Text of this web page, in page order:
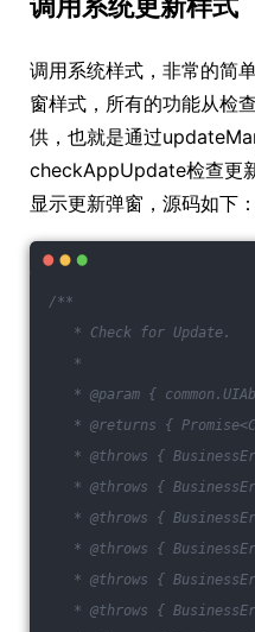
调用系统样式，非常的简
窗样式，所有的功能从检
供，也就是通过
checkAppUpdate检查更
显示更新弹窗，源码如下：
/**
* Check for Update.
*
* @param {
* @returns {
* @throws {
* @throws {
* @throws {
* @throws {
* @throws {
* @throws {